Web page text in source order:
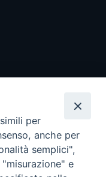
per
anche per
semplici",
e